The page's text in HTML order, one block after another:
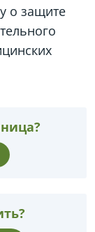
о защите